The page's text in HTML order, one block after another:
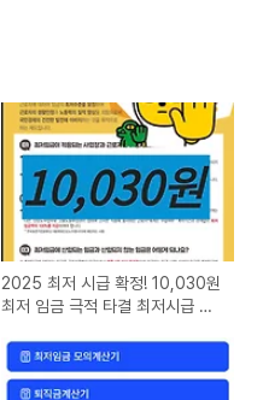
2025 최저 시급 확정! 10,030원
최저 임금 극적 타결 최저시급 계